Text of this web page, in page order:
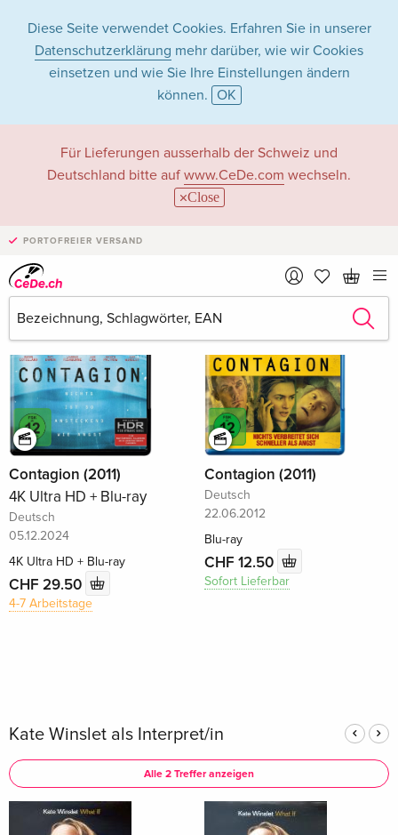
Diese Seite verwendet Cookies. Erfahren Sie in unserer
Datenschutzerklärung mehr darüber, wie wir Cookies
einsetzen und wie Sie Ihre Einstellungen ändern
können. OK
Für Lieferungen ausserhalb der Schweiz und
Deutschland bitte auf www.CeDe.com wechseln.
Close
PORTOFREIER VERSAND
Kate Winslet
Kate Winslet als Schauspieler/in
Alle 499 Treffer anzeigen
Contagion (2011)
4K Ultra HD + Blu-ray
Deutsch
05.12.2024
4K Ultra HD + Blu-ray
CHF 29.50
4-7 Arbeitstage
Contagion (2011)
Deutsch
22.06.2012
Blu-ray
CHF 12.50
Sofort Lieferbar
Kate Winslet als Interpret/in
Alle 2 Treffer anzeigen